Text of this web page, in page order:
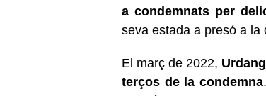
a condemnats per
seva estada a presó a la
El març de 2022,
terços de la condemna